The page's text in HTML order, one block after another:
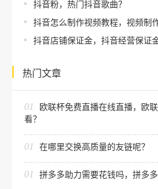
抖音粉，热门抖音歌曲？
抖音怎么制作视频教程，视频制
抖音店铺保证金，抖音经营保证金
热门文章
01
欧联杯免费直播在线直播，欧
看？
01 在哪里交换高质量的友链呢？
01 拼多多助力需要花钱吗，拼多多